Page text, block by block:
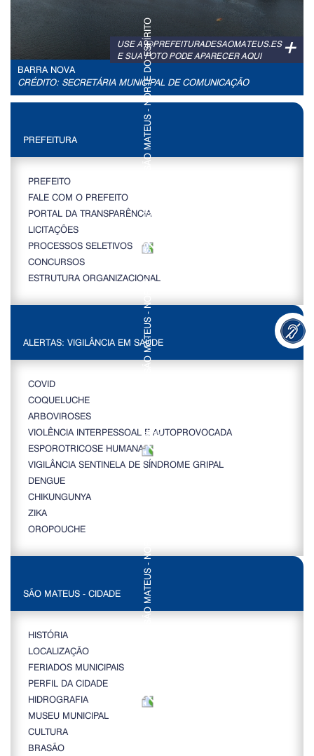
+
USE A @PREFEITURADESAOMATEUS.ES
E SUA FOTO PODE APARECER AQUI
BARRA NOVA
CRÉDITO: SECRETÁRIA MUNICIPAL DE COMUNICAÇÃO
PREFEITURA
PREFEITO
FALE COM O PREFEITO
PORTAL DA TRANSPARÊNCIA
LICITAÇÕES
PROCESSOS SELETIVOS
CONCURSOS
ESTRUTURA ORGANIZACIONAL
ALERTAS: VIGILÂNCIA EM SAÚDE
COVID
COQUELUCHE
ARBOVIROSES
VIOLÊNCIA INTERPESSOAL E AUTOPROVOCADA
ESPOROTRICOSE HUMANA
VIGILÂNCIA SENTINELA DE SÍNDROME GRIPAL
DENGUE
CHIKUNGUNYA
ZIKA
OROPOUCHE
SÃO MATEUS - CIDADE
HISTÓRIA
LOCALIZAÇÃO
FERIADOS MUNICIPAIS
PERFIL DA CIDADE
HIDROGRAFIA
MUSEU MUNICIPAL
CULTURA
BRASÃO